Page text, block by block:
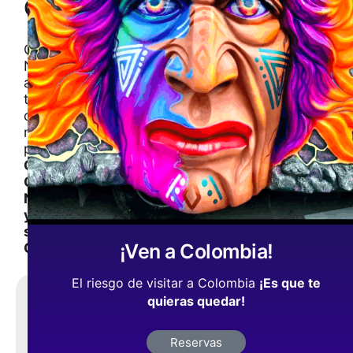
Celebración
Conoce
Nariño
a
través
de
nuestras
publicaciones
Cultura,
Gastronomia,
Naturaleza
y
su
Gente
¡Ven a Colombia!
El riesgo de visitar a Colombia ¡Es que te
quieras quedar!
Reservas